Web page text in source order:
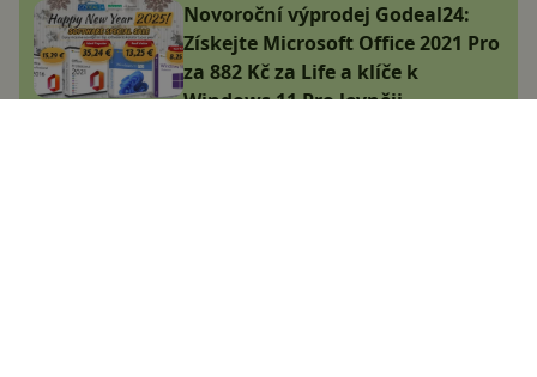
Novoroční výprodej Godeal24:
Získejte Microsoft Office 2021 Pro
za 882 Kč za Life a klíče k
Windows 11 Pro levněji